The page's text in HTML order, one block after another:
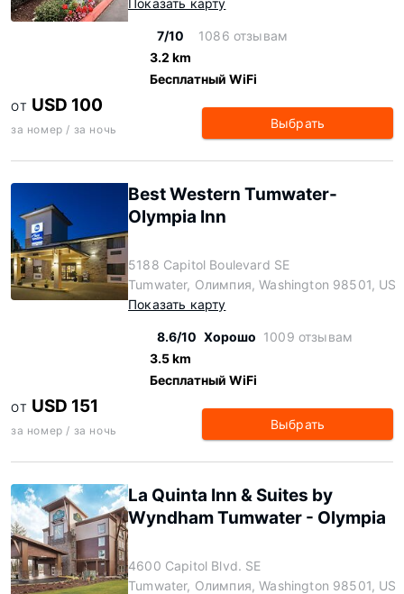
Показать карту
7/10
1086 отзывам
3.2 km
Бесплатный WiFi
ОТ USD 100
за номер / за ночь Выбрать
Best Western Tumwater-
Olympia Inn
5188 Capitol Boulevard SE
Tumwater, Олимпия, Washington 98501, US
Показать карту
8.6/10 Хорошо 1009 отзывам
3.5 km
Бесплатный WiFi
ОТ USD 151
за номер / за ночь Выбрать
La Quinta Inn & Suites by
Wyndham Tumwater - Olympia
4600 Capitol Blvd. SE
Tumwater, Олимпия, Washington 98501, US